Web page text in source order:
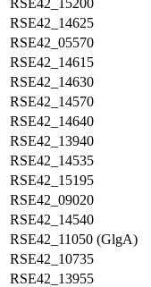
RSE42_15200
RSE42_14625
RSE42_05570
RSE42_14615
RSE42_14630
RSE42_14570
RSE42_14640
RSE42_13940
RSE42_14535
RSE42_15195
RSE42_09020
RSE42_14540
RSE42_11050 (GlgA)
RSE42_10735
RSE42_13955